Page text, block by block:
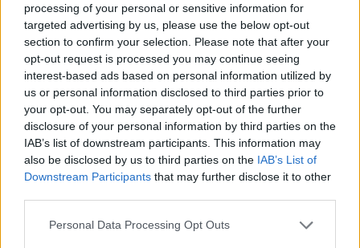
processing of your personal or sensitive information for
targeted advertising by us, please use the below opt-out
section to confirm your selection. Please note that after your
opt-out request is processed you may continue seeing
interest-based ads based on personal information utilized by
us or personal information disclosed to third parties prior to
your opt-out. You may separately opt-out of the further
disclosure of your personal information by third parties on the
IAB’s list of downstream participants. This information may
also be disclosed by us to third parties on the IAB’s List of
Downstream Participants that may further disclose it to other
Personal Data Processing Opt Outs
– Όπως;
Είµαι πολύ ανεκτική. ∆ηλαδή στην συναναστροφή
µε τους άλλους δεν έχω κολλήµατα… Μπορώ αν
νυστάξω και είµαι σε µια παρέα που µιλάνε µεταξύ
τους, εγώ να πέσω στο καναπέ, να γείρω και να
κοιµηθώ. Επίσης δεν σιχαίνοµαι. Έχω αυτά ας